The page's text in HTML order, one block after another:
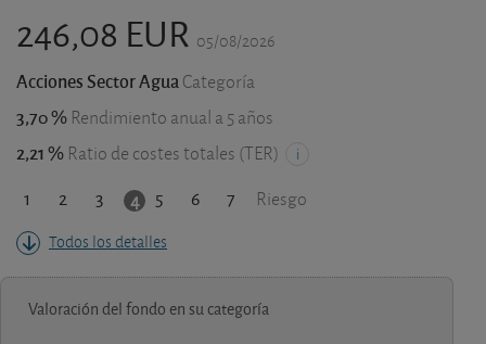
246,08 EUR 05/08/2026
Acciones Sector AguaCategoría
3,70 % Rendimiento anual a 5 años
2,21 % Ratio de costes totales (TER)
1 2 3 4 5 6 7 Riesgo
Todos los detalles
Valoración del fondo en su categoría